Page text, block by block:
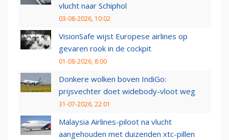
vlucht naar Schiphol
03-08-2026, 10:02
VisionSafe wijst Europese airlines op
gevaren rook in de cockpit
01-08-2026, 8:00
Donkere wolken boven IndiGo:
prijsvechter doet widebody-vloot weg
31-07-2026, 22:01
Malaysia Airlines-piloot na vlucht
aangehouden met duizenden xtc-pillen